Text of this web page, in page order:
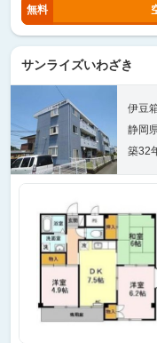
無料
サンライズいわざき
伊豆
静岡
築32